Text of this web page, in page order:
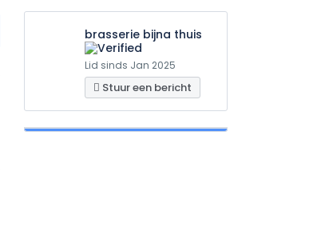
brasserie bijna thuis
Lid sinds Jan 2025
Stuur een bericht